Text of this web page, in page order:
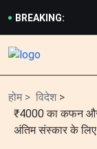
BREAKING:
होम > विदेश>
₹4000 का कफन
अंतिम संस्कार के